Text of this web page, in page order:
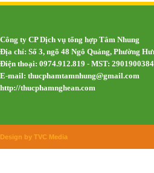
Công ty CP Dịch vụ tổng hợp Tâm Nhung
Địa chỉ: Số 3, ngõ 48 Ngô Quảng, Phường
Điện thoại: 0974.912.819 - MST: 2901900384
E-mail: thucphamtamnhung@gmail.com
http://thucphamnghean.com
Design by TVC Media